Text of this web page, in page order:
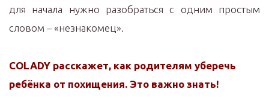
для начала нужно разобраться с одним простым
словом – «незнакомец».
COLADY расскажет, как родителям уберечь
ребёнка от похищения. Это важно знать!